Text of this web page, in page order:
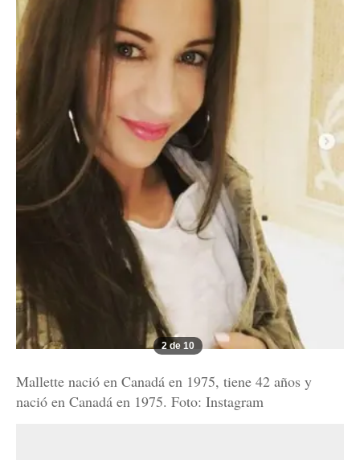
2 de 10
Mallette nació en Canadá en 1975, tiene 42 años y
nació en Canadá en 1975. Foto: Instagram